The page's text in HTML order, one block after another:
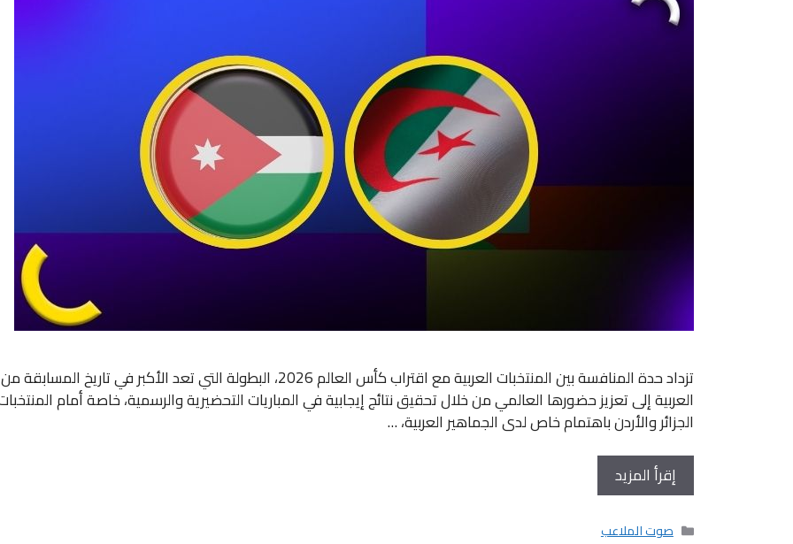
تزداد حدة المنافسة بين المنتخبات العربية مع اقتراب كأس العالم 2026،
العربية إلى تعزيز حضورها العالمي من خلال تحقيق نتائج إيجابية في المباريات التحضيرية والرسمية، خاصة أمام
الجزائر والأردن باهتمام خاص لدى الجماهير العربية، …
إقرأ المزيد
التصنيفات
صوت الملاعب